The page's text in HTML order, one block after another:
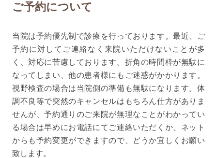
ご予約について
当院は予約優先制で診療を行っております。最近、ご
予約に対してご連絡なく来院いただけないことが多
く、対応に苦慮しております。折角の時間枠が無駄に
なってしまい、他の患者様にもご迷惑がかかります。
視野検査の場合は当院側の準備も無駄になります。体
調不良等で突然のキャンセルはもちろん仕方がありま
せんが、予約通りのご来院が無理なことがわかってい
る場合は早めにお電話にてご連絡いただくか、ネット
からも予約変更ができますので、どうか宜しくお願い
致します。